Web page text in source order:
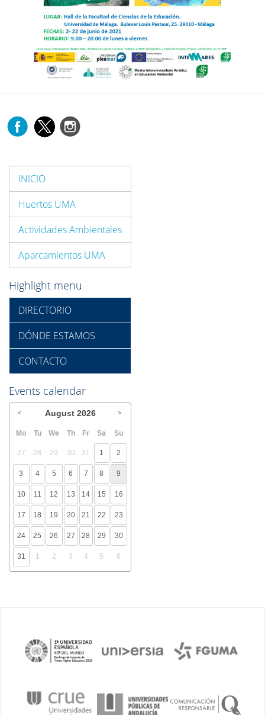
INICIO
Huertos UMA
Actividades Ambientales
Aparcamientos UMA
Highlight menu
DIRECTORIO
DÓNDE ESTAMOS
CONTACTO
Events calendar
August 2026
Mo Tu We Th Fr Sa Su
27 28 29 30 31 1 2
3 4 5 6 7 8 9
10 11 12 13 14 15 16
17 18 19 20 21 22 23
24 25 26 27 28 29 30
31 1 2 3 4 5 6